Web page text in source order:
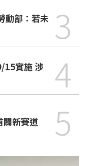
動部：若未 3
15實施 涉
4
闢新賽道 5